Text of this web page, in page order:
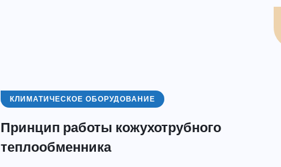
КЛИМАТИЧЕСКОЕ ОБОРУДОВАНИЕ
Принцип работы кожухотрубного
теплообменника